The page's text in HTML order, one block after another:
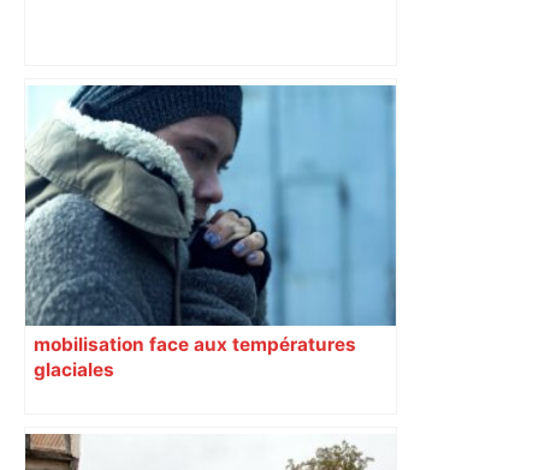
les agriculteurs manifestent malgré les
interdictions
mobilisation face aux températures
glaciales